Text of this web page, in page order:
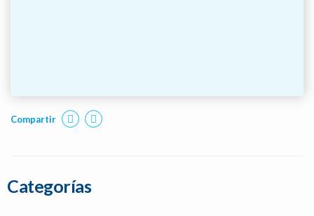
Compartir
Categorías